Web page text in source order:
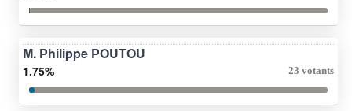
M. Philippe POUTOU
1.75% 23 votants